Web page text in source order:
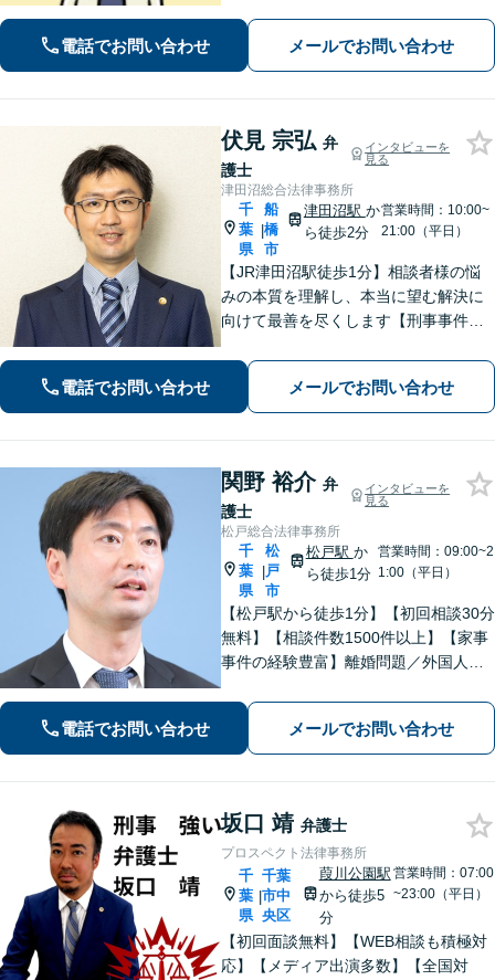
件／相続紛争など、幅広いご相談に対
応が可能です。【夜間・休日面談可】
電話でお問い合わせ メールでお問い合わせ
伏見 宗弘 弁
護士
インタビューを
見る
津田沼総合法律事務所
千
葉
県
|
船
橋
市
津田沼駅 か
ら徒歩2分
営業時間：10:00~
21:00（平日）
【JR津田沼駅徒歩1分】相談者様の悩
みの本質を理解し、本当に望む解決に
向けて最善を尽くします【刑事事件】
い【交通事故】医療費の打ち切り、後
遺障害等級認定など。保険会社との対
等な交渉にはぜひ弁護士にご依頼を！
電話でお問い合わせ メールでお問い合わせ
関野 裕介 弁
護士
インタビューを
見る
松戸総合法律事務所
千
葉
県
|
松
戸
市
松戸駅 か
ら徒歩1分
営業時間：09:00~2
1:00（平日）
【松戸駅から徒歩1分】【初回相談30分
無料】【相談件数1500件以上】【家事
事件の経験豊富】離婚問題／外国人問
頼者に寄り添うスタイルに定評あり。
「解決後の生活から考える」がモット
ー。
電話でお問い合わせ メールでお問い合わせ
坂口 靖 弁護士
プロスペクト法律事務所
千
葉
県
|
千葉
市中
央区
葭川公園駅
から徒歩5
分
営業時間：07:00
~23:00（平日）
【初回面談無料】【WEB相談も積極対
応】【メディア出演多数】【全国対